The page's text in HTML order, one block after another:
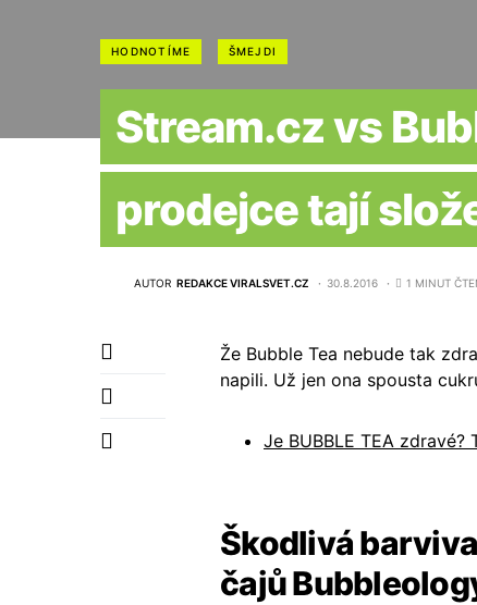
HODNOTÍME ŠMEJDI
Stream.cz vs
prodejce tají
AUTOR REDAKCE VIRALSVET.CZ 30.8.2016 1 MINUT
Že Bubble Tea nebude tak
napili. Už jen ona spousta
Je BUBBLE TEA
Škodlivá
čajů